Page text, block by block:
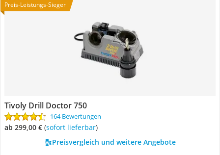
Preis-Leistungs-Sieger
Tivoly Drill Doctor 750
164 Bewertungen
ab 299,00 € ( Sofort lieferbar)
Preisvergleich und weitere Angebote